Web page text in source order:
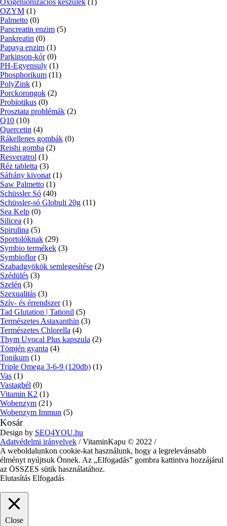
Oxigénionizációs készülék (1)
OZYM (1)
Palmetto (0)
Pancreatin enzim (5)
Pankreatin (0)
Papaya enzim (1)
Parkinson-kór (0)
PH-Egyensuly (1)
Phosphorikum (11)
PolyZink (1)
Porckorongok (2)
Probiotikus (0)
Prosztata problémák (2)
Q10 (10)
Quercetin (4)
Rákellenes gombák (0)
Reishi gomba (2)
Resveratrol (1)
Réz tabletta (3)
Sáfrány kivonat (1)
Saw Palmetto (1)
Schüssler Só (40)
Schüssler-só Globuli 20g (11)
Sea Kelp (0)
Silicea (1)
Spirulina (5)
Sportolóknak (29)
Symbio termékek (3)
Symbioflor (3)
Szabadgyökök semlegesítése (2)
Szédülés (3)
Szelén (3)
Szexualitás (3)
Szív- és érrendszer (1)
Tad Glutation | Tationil (5)
Természetes Astaxanthin (3)
Természetes Chlorella (4)
Thym Uvocal Plus kapszula (2)
Tömjén gyanta (4)
Tonikum (1)
Triple Omega 3-6-9 (120db) (1)
Vas (1)
Vastagbél (0)
Vitamin K2 (1)
Wobenzym (21)
Wobenzym Immun (5)
Kosár
Design by SEO4YOU.hu
Adatvédelmi irányelvek / VitaminKapu © 2022 /
A weboldalunkon cookie-kat használunk, hogy a legrelevánsabb
élményt nyújtsuk Önnek. Az „Elfogadás” gombra kattintva hozzájárul
az ÖSSZES sütik használatához.
Elutasítás Elfogadás
Close